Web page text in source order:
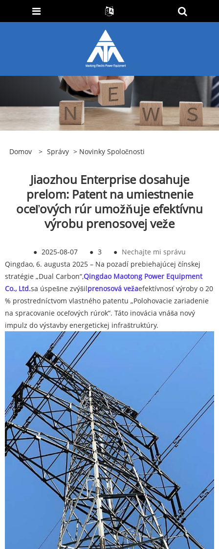
Domov > Správy > Novinky Spoločnosti
‌Jiaozhou Enterprise dosahuje
prelom: Patent na umiestnenie
oceľových rúr umožňuje efektívnu
výrobu prenosovej veže
● 2025-08-07 ● 3 ● Nechajte mi správu
Qingdao, 6. augusta 2025‌ – Na pozadí prebiehajúcej čínskej
stratégie „Dual Carbon“,Qingdao Maotong Power Equipment
Co., Ltd.sa úspešne zvýšilprenosová vežaefektívnosť výroby o 20
% prostredníctvom vlastného patentu „Polohovacie zariadenie
na spracovanie oceľových rúrok“. Táto inovácia vnáša nový
impulz do výstavby energetickej infraštruktúry.